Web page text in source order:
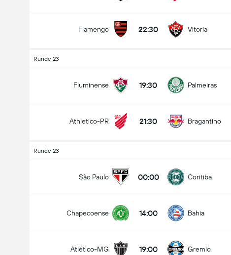
Flamengo 22:30 Vitoria
Runde 23
Fluminense 19:30 Palmeiras
Athletico-PR 21:30 Bragantino
Runde 23
São Paulo 00:00 Coritiba
Chapecoense 14:00 Bahia
Atlético-MG 19:00 Gremio